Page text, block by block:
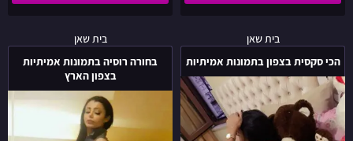
בית שאן
הכי סקסית בצפון בתמונות אמיתיות
הכי
סקסית
בצפון
בתמונות
אמיתיות
בית שאן
בחורה רוסיה בתמונות אמיתיות
בצפון הארץ
בחורה
רוסיה
בתמונות
אמיתיות
בצפון
הארץ